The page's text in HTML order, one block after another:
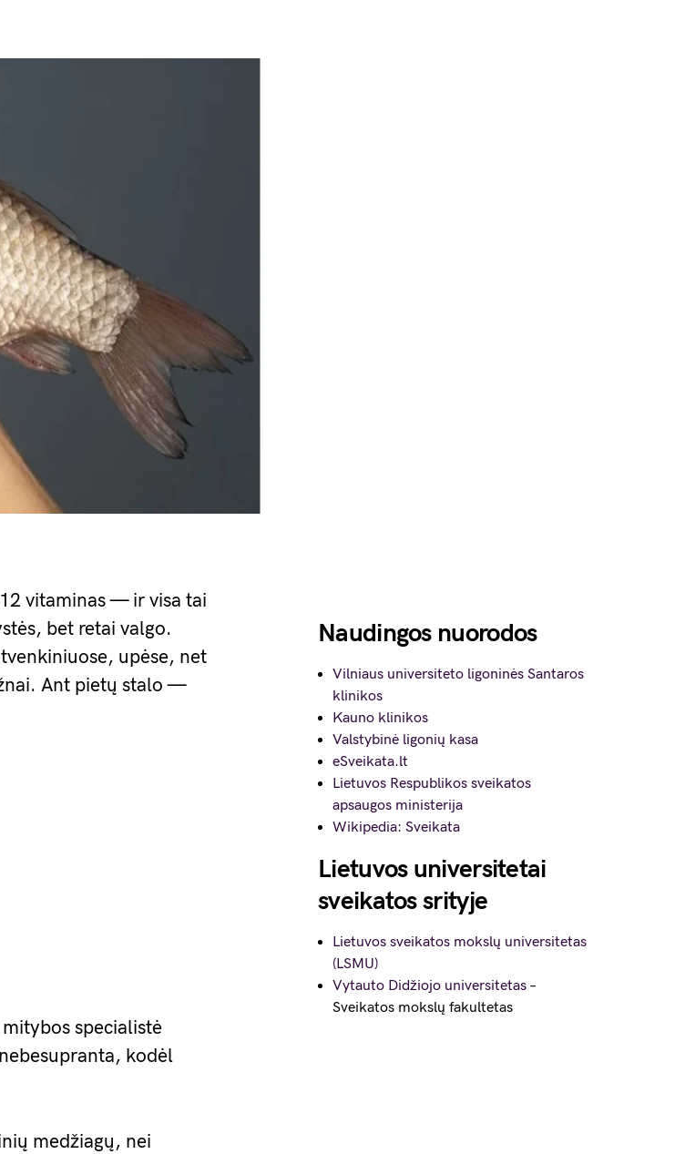
vitaminas — ir visa tai
bet retai valgo.
upėse, net
Ant pietų stalo —
specialistė
kodėl
medžiagų, nei
Naudingos nuorodos
Vilniaus universiteto ligoninės Santaros
klinikos
Kauno klinikos
Valstybinė ligonių kasa
eSveikata.lt
Lietuvos Respublikos sveikatos
apsaugos ministerija
Wikipedia: Sveikata
Lietuvos universitetai
sveikatos srityje
Lietuvos sveikatos mokslų universitetas
(LSMU)
Vytauto Didžiojo universitetas –
Sveikatos mokslų fakultetas